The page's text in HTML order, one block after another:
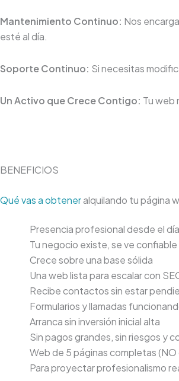
Mantenimiento Continuo: Nos
esté al día.
Soporte Continuo: Si necesitas
Un Activo que Crece Contigo: Tu web
BENEFICIOS
Qué vas a obteneralquilando tu página
Presencia profesional desde el
Tu negocio existe, se ve
Crece sobre una base sólida
Una web lista para escalar con
Recibe contactos sin estar
Formularios y llamadas
Arranca sin inversión inicial alta
Sin pagos grandes, sin riesgos y
Web de 5 páginas completas
Para proyectar profesionalismo